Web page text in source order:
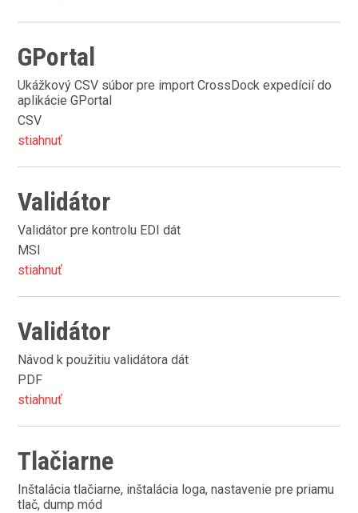
GPortal
Ukážkový CSV súbor pre import CrossDock expedícií do
aplikácie GPortal
CSV
stiahnuť
Validátor
Validátor pre kontrolu EDI dát
MSI
stiahnuť
Validátor
Návod k použitiu validátora dát
PDF
stiahnuť
Tlačiarne
Inštalácia tlačiarne, inštalácia loga, nastavenie pre priamu
tlač, dump mód